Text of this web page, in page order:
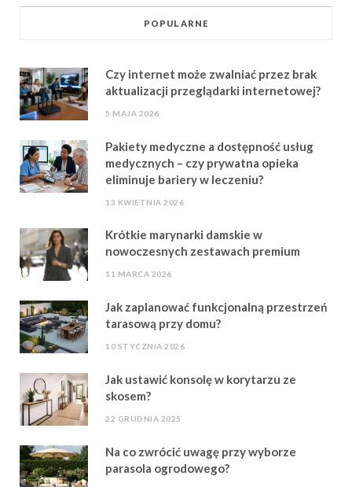
POPULARNE
Czy internet może zwalniać przez brak
aktualizacji przeglądarki internetowej?
5 MAJA 2026
Pakiety medyczne a dostępność usług
medycznych – czy prywatna opieka
eliminuje bariery w leczeniu?
13 KWIETNIA 2026
Krótkie marynarki damskie w
nowoczesnych zestawach premium
11 MARCA 2026
Jak zaplanować funkcjonalną przestrzeń
tarasową przy domu?
10 STYCZNIA 2026
Jak ustawić konsolę w korytarzu ze
skosem?
22 GRUDNIA 2025
Na co zwrócić uwagę przy wyborze
parasola ogrodowego?